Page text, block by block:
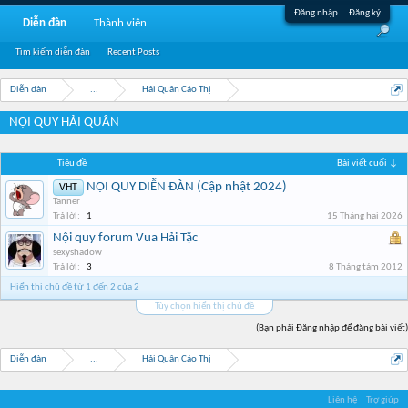
Đăng nhập Đăng ký
Diễn đàn ... Hải Quân Cáo Thị
NỘI QUY HẢI QUÂN
Tiêu đề Bài viết cuối ↓
VHT NỘI QUY DIỄN ĐÀN (Cập nhật 2024)
Tanner
Trả lời:
1 15 Tháng hai 2026
Nội quy forum Vua Hải Tặc
sexyshadow
Trả lời:
3
8 Tháng tám 2012
Hiển thị chủ đề từ 1 đến 2 của 2
Tùy chọn hiển thị chủ đề
(Bạn phải Đăng nhập để đăng bài viết)
Diễn đàn ... Hải Quân Cáo Thị
Diễn đàn
Tìm kiếm diễn đàn Recent Posts
Thành viên
Liên hệ Trợ giúp